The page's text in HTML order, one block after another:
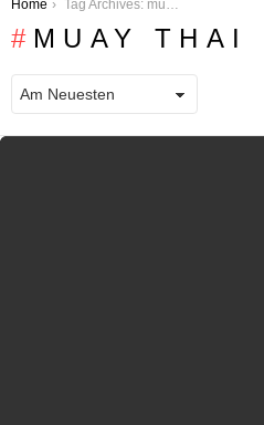
You are here:
Home Tag Archives: muay thai
MUAY THAI